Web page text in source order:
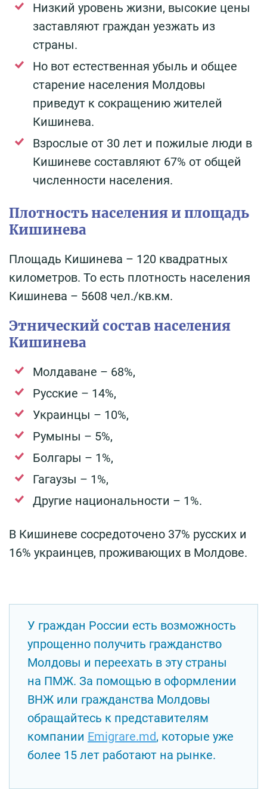
Низкий уровень жизни, высокие цены
заставляют граждан уезжать из
страны.
Но вот естественная убыль и общее
старение населения Молдовы
приведут к сокращению жителей
Кишинева.
Взрослые от 30 лет и пожилые люди в
Кишиневе составляют 67% от общей
численности населения.
Плотность населения и площадь
Кишинева
Площадь Кишинева – 120 квадратных
километров. То есть плотность населения
Кишинева – 5608 чел./кв.км.
Этнический состав населения
Кишинева
Молдаване – 68%,
Русские – 14%,
Украинцы – 10%,
Румыны – 5%,
Болгары – 1%,
Гагаузы – 1%,
Другие национальности – 1%.
В Кишиневе сосредоточено 37% русских и
16% украинцев, проживающих в Молдове.
У граждан России есть возможность
упрощенно получить гражданство
Молдовы и переехать в эту страны
на ПМЖ. За помощью в оформлении
ВНЖ или гражданства Молдовы
обращайтесь к представителям
компании Emigrare.md, которые уже
более 15 лет работают на рынке.